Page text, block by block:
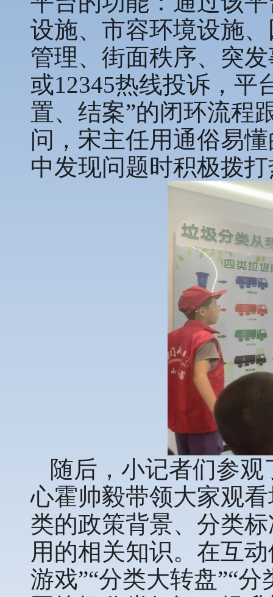
设施、市容环境设施
管理、街面秩序、突
或12345热线投诉，平
置、结案”的闭环流程
问，宋主任用通俗易
中发现问题时积极拨
随后，小记者们参
心霍帅毅带领大家观
类的政策背景、分类
用的相关知识。在互
游戏”“分类大转盘”“